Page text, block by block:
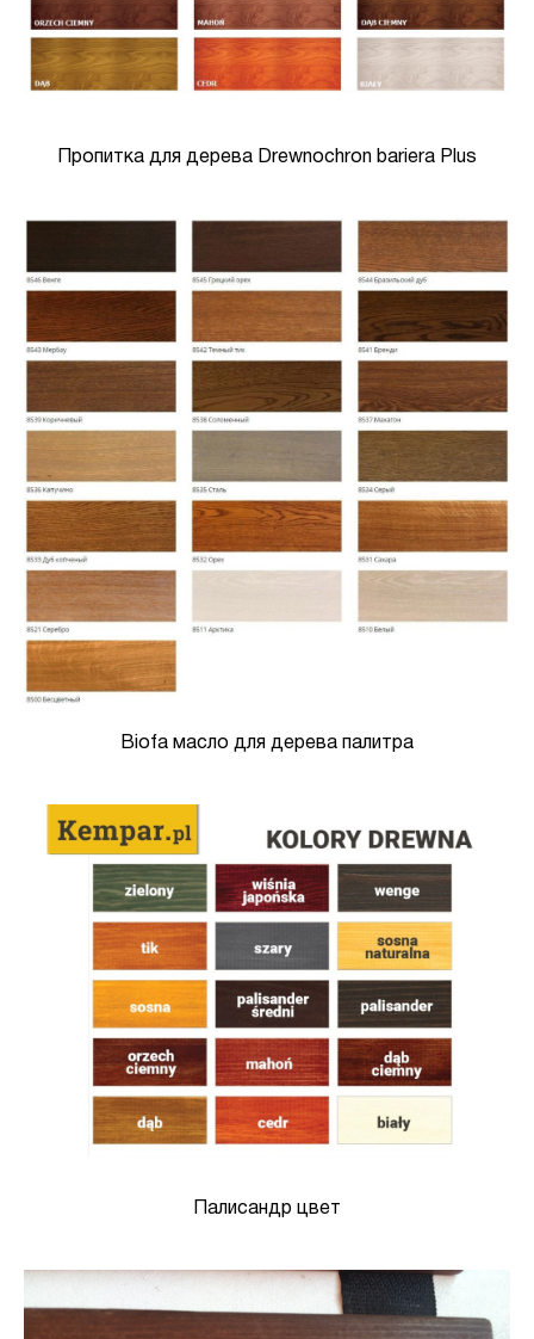
Пропитка для дерева Drewnochron bariera Plus
Biofa масло для дерева палитра
Палисандр цвет